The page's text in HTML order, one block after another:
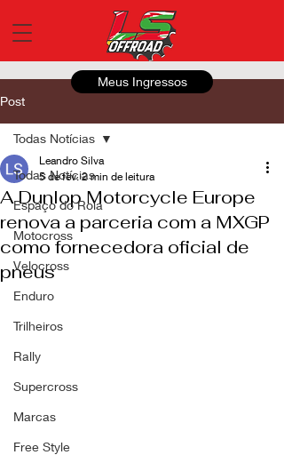
Meus Ingressos
Post
Todas Notícias
Espaço do Roia
Motocross
Velocross
Enduro
Trilheiros
Rally
Supercross
Marcas
Free Style
Todas Notícias
A Dunlop Motorcycle Europe
renova a parceria com a MXGP
como fornecedora oficial de
pneus
Leandro Silva
5 de fev. 2 min de leitura